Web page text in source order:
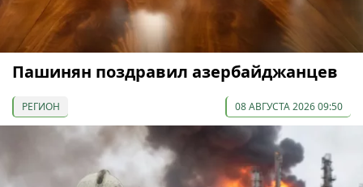
Пашинян поздравил азербайджанцев
РЕГИОН 08 АВГУСТА 2026 09:50